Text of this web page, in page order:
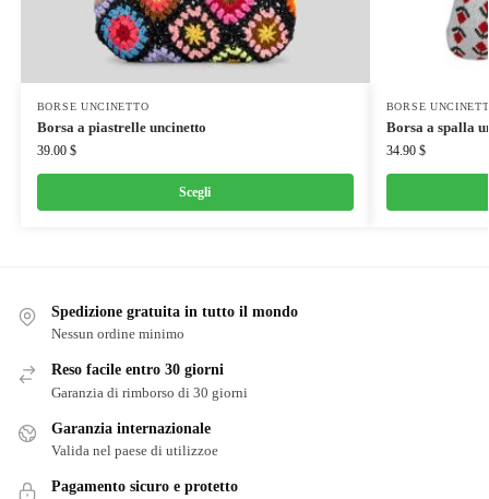
BORSE UNCINETTO
Borsa a piastrelle uncinetto
39.00 $
Scegli
BORSE
Borsa a spalla
34.90 $
Spedizione gratuita in tutto il mondo
Nessun ordine minimo
Reso facile entro 30 giorni
Garanzia di rimborso di 30 giorni
Garanzia internazionale
Valida nel paese di utilizzoe
Pagamento sicuro e protetto